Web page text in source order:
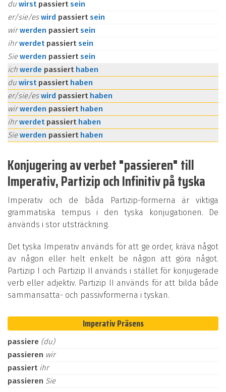
du wirst passiertsein
er/sie/eswird passiertsein
wirwerden passiertsein
ihrwerdet passiertsein
Siewerden passiertsein
ich werde passiert haben
du wirst passiert haben
er/sie/eswird passiert haben
wirwerden passiert haben
ihrwerdet passiert haben
Siewerden passiert haben
Konjugering av verbet "passieren" till
Imperativ, Partizip och Infinitiv på tyska
Imperativ och de båda Partizip-formerna är viktiga
grammatiska tempus i den tyska konjugationen. De
används i stor utsträckning.
Det tyska Imperativ används för att ge order, kräva något
av någon eller helt enkelt be någon att göra något.
Partizip I och Partizip II används i stället för konjugerade
verb eller adjektiv. Partizip II används för att bilda både
sammansatta- och passivformerna i tyskan.
Imperativ Präsens
passiere (du)
passieren wir
passiert ihr
passieren Sie